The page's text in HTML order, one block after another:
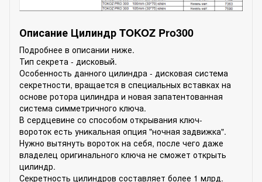
Описание Цилиндр TOKOZ Pro300
Подробнее в описании ниже.
Тип секрета - дисковый.
Особенность данного цилиндра - дисковая система
секретности, вращается в специальных вставках на
основе ротора цилиндра и новая запатентованная
система симметричного ключа.
В сердцевине со способом открывания ключ-
вороток есть уникальная опция "ночная задвижка".
Нужно вытянуть вороток на себя, после чего даже
владелец оригинального ключа не сможет открыть
цилиндр.
Секретность цилиндров составляет более 1 млрд.